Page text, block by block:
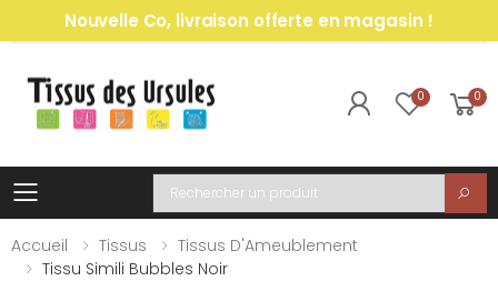
Nouvelle Co, livraison offerte en magasin !
0 0
Toggle mobile menu
Recherche
Accueil
Tissus
Tissus D'Ameublement
Tissu Simili Bubbles Noir